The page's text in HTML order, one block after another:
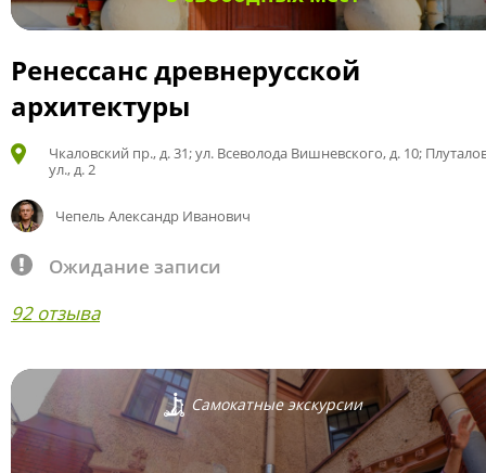
Ренессанс древнерусской
архитектуры
Чкаловский пр., д. 31; ул. Всеволода Вишневского, д. 10;
ул., д. 2
Чепель Александр Иванович
Ожидание записи
92 отзыва
Самокатные экскурсии